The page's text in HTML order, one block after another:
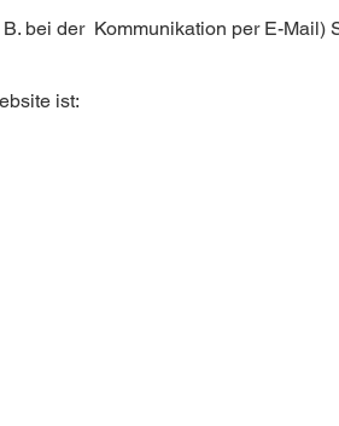
bei der Kommunikation per E-
ist: